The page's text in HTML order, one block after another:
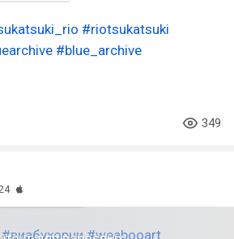
#riotsukatsuki
#blue_archive
349
#виабухорни #weabooart